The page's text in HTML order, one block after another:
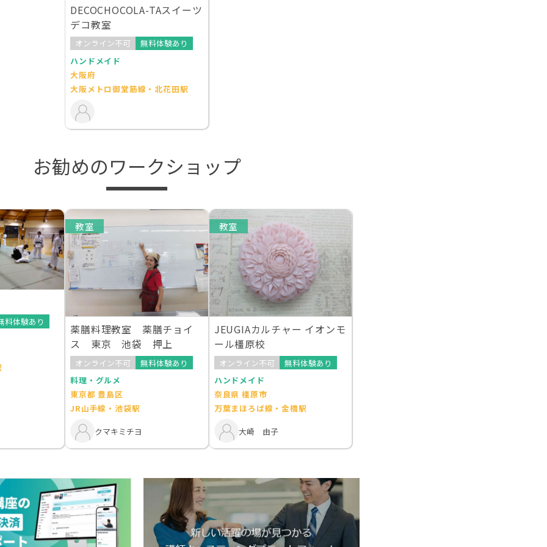
DECOCHOCOLA-TAスイーツ
デコ教室
オンライン不可
無料体験あり
ハンドメイド
大阪府
大阪メトロ御堂筋線・北花田駅
お勧めのワークショップ
料体験あり
教室
薬膳料理教室 薬膳チョイ
ス 東京 池袋 押上
オンライン不可
無料体験あり
料理・グルメ
東京都 豊島区
JR山手線・池袋駅
クマキミチヨ
教室
JEUGIAカルチャー イオンモ
ール橿原校
オンライン不可
無料体験あり
ハンドメイド
奈良県 橿原市
万葉まほろば線・金橋駅
大崎 由子